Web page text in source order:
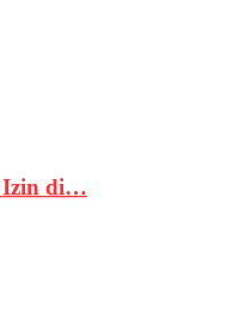
Izin di…